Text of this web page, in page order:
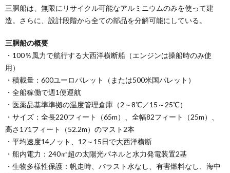
三胴船は、無限にリサイクル可能なアルミニウムのみを使って建
造。さらに、設計段階から全ての部品を分解可能にしている。
三胴船の概要
・100％風力で航行する大西洋横断船（エンジンは操船時のみ使
用）
・積載量：600ユーロパレット（または500米国パレット）
・全船稼働で週1便運航
・医薬品基準準拠の温度管理倉庫（2～8℃／15～25℃）
・サイズ：全長220フィート（65m）、全幅82フィート（25m）、
高さ171フィート（52.2m）のマスト2本
・平均速度14ノット、12～15日で大西洋横断
・船内電力：240㎡超の太陽光パネルと水力発電装置2基
・生物多様性保護：帆走時、バラスト水なし、有害燃料なし、海中